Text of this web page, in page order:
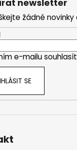
newsletter
žádné novinky
e-mailu
SE